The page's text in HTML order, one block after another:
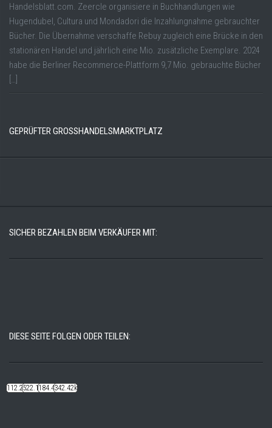
Handelsblatt.com. Zeercle organisiere in Buchhandlungen wie
Hugendubel, Cultura und Mondadori die Inzahlungnahme gebrauchter
Bücher. Die Übernahme verschaffe Rebuy zugleich eine Brücke in den
stationären Handel und jährlich eine Mio. zusätzliche Exemplare. 2024
habe die Berliner Recommerce-Plattform 9,7 Mio. gebrauchte Bücher
[…]
GEPRÜFTER GROSSHANDELSMARKTPLATZ
SICHER BEZAHLEN BEIM VERKÄUFER MIT:
DIESE SEITE FOLGEN ODER TEILEN:
112.22k522.14k184.48k342.42k